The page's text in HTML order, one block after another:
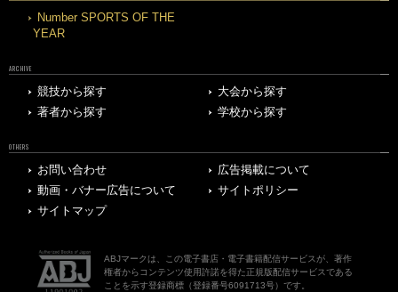
Number SPORTS OF THE
YEAR
ARCHIVE
競技から探す
大会から探す
著者から探す
学校から探す
OTHERS
お問い合わせ
広告掲載について
動画・バナー広告について
サイトポリシー
サイトマップ
ABJマークは、この電子書店・電子書籍配信サービスが、著作
権者からコンテンツ使用許諾を得た正規版配信サービスである
ことを示す登録商標（登録番号6091713号）です。